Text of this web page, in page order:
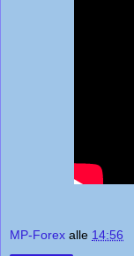
MP-Forex alle 14:56